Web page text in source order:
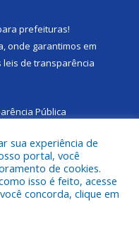
prefeituras!
onde garantimos em
leis de transparência
Pública
Municipal de Cachoeira
sua experiência de
portal, você
de cookies.
isso é feito, acesse
concorda, clique em